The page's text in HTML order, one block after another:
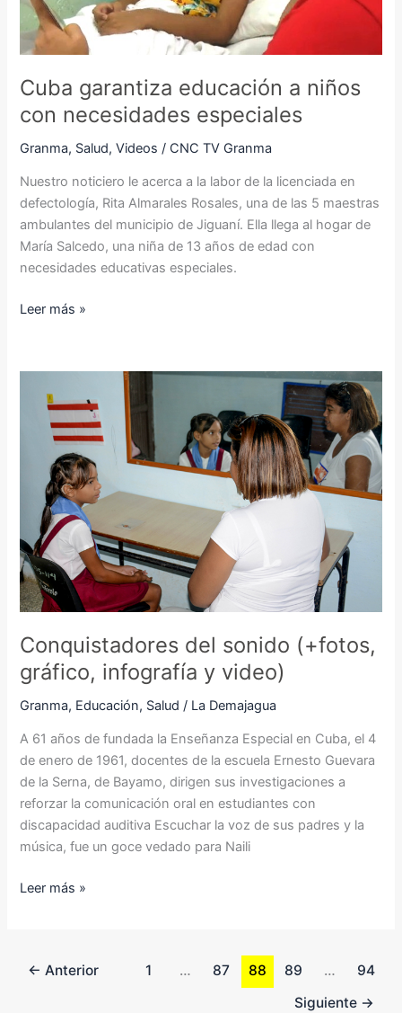
Cuba garantiza educación a niños
con necesidades especiales
Granma, Salud,Videos / CNC TV Granma
Nuestro noticiero le acerca a la labor de la licenciada en
defectología, Rita Almarales Rosales, una de las 5 maestras
ambulantes del municipio de Jiguaní. Ella llega al hogar de
María Salcedo, una niña de 13 años de edad con
necesidades educativas especiales.
especiales
Leer más »
Conquistadores del sonido (+fotos,
gráfico, infografía y video)
Granma, Educación, Salud / La Demajagua
A 61 años de fundada la Enseñanza Especial en Cuba, el 4
de enero de 1961, docentes de la escuela Ernesto Guevara
de la Serna, de Bayamo, dirigen sus investigaciones a
reforzar la comunicación oral en estudiantes con
discapacidad auditiva Escuchar la voz de sus padres y la
música, fue un goce vedado para Naili
sonido
(+fotos,
gráfico,
infografía
video)
Leer más »
← Anterior 1 … 87 88 89 …
94
Siguiente →